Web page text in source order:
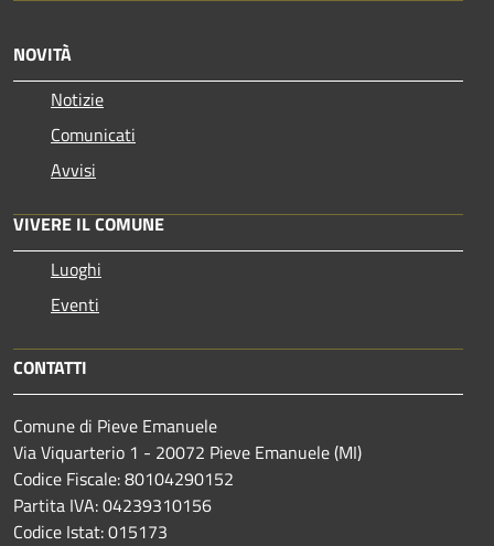
NOVITÀ
Notizie
Comunicati
Avvisi
VIVERE IL COMUNE
Luoghi
Eventi
CONTATTI
Comune di Pieve Emanuele
Via Viquarterio 1 - 20072 Pieve Emanuele (MI)
Codice Fiscale: 80104290152
Partita IVA: 04239310156
Codice Istat: 015173